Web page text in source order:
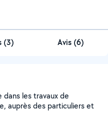
(3) Avis (6)
les travaux de
auprès des particuliers et